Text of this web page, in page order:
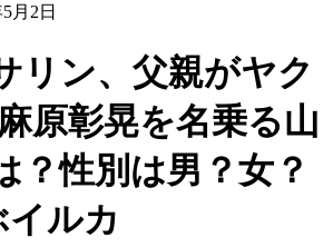
月2日
リン、父親がヤク
原彰晃を名乗る山
？性別は男？女？
ルカ